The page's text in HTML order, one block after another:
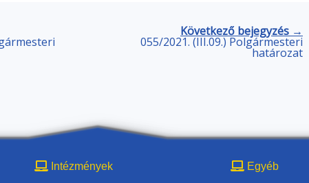
Következő bejegyzés →
055/2021. (III.09.) Polgármesteri
határozat
Intézmények Egyéb